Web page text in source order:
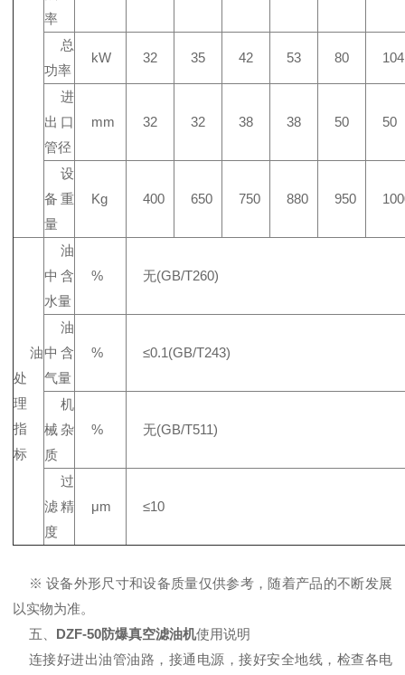
率
总
功率
kW 32 35 42 53 80 104
进
出口
管径
mm 32 32 38 38 50 50
设
备重
量
Kg 400 650 750 880 950
油
处
理
指
标
油
中含
水量
% 无(GB/T260)
油
中含
气量
% ≤0.1(GB/T243)
机
械杂
质
% 无(GB/T511)
过
滤精
度
μm ≤10
※ 设备外形尺寸和设备质量仅供参考，随着产品的不断发展
以实物为准。
五、 DZF-50防爆真空滤油机使用说明
连接好进出油管油路，接通电源，接好安全地线，检查各电